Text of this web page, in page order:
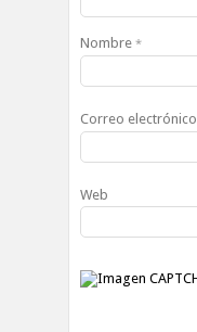
Nombre *
Correo electrónico
Web